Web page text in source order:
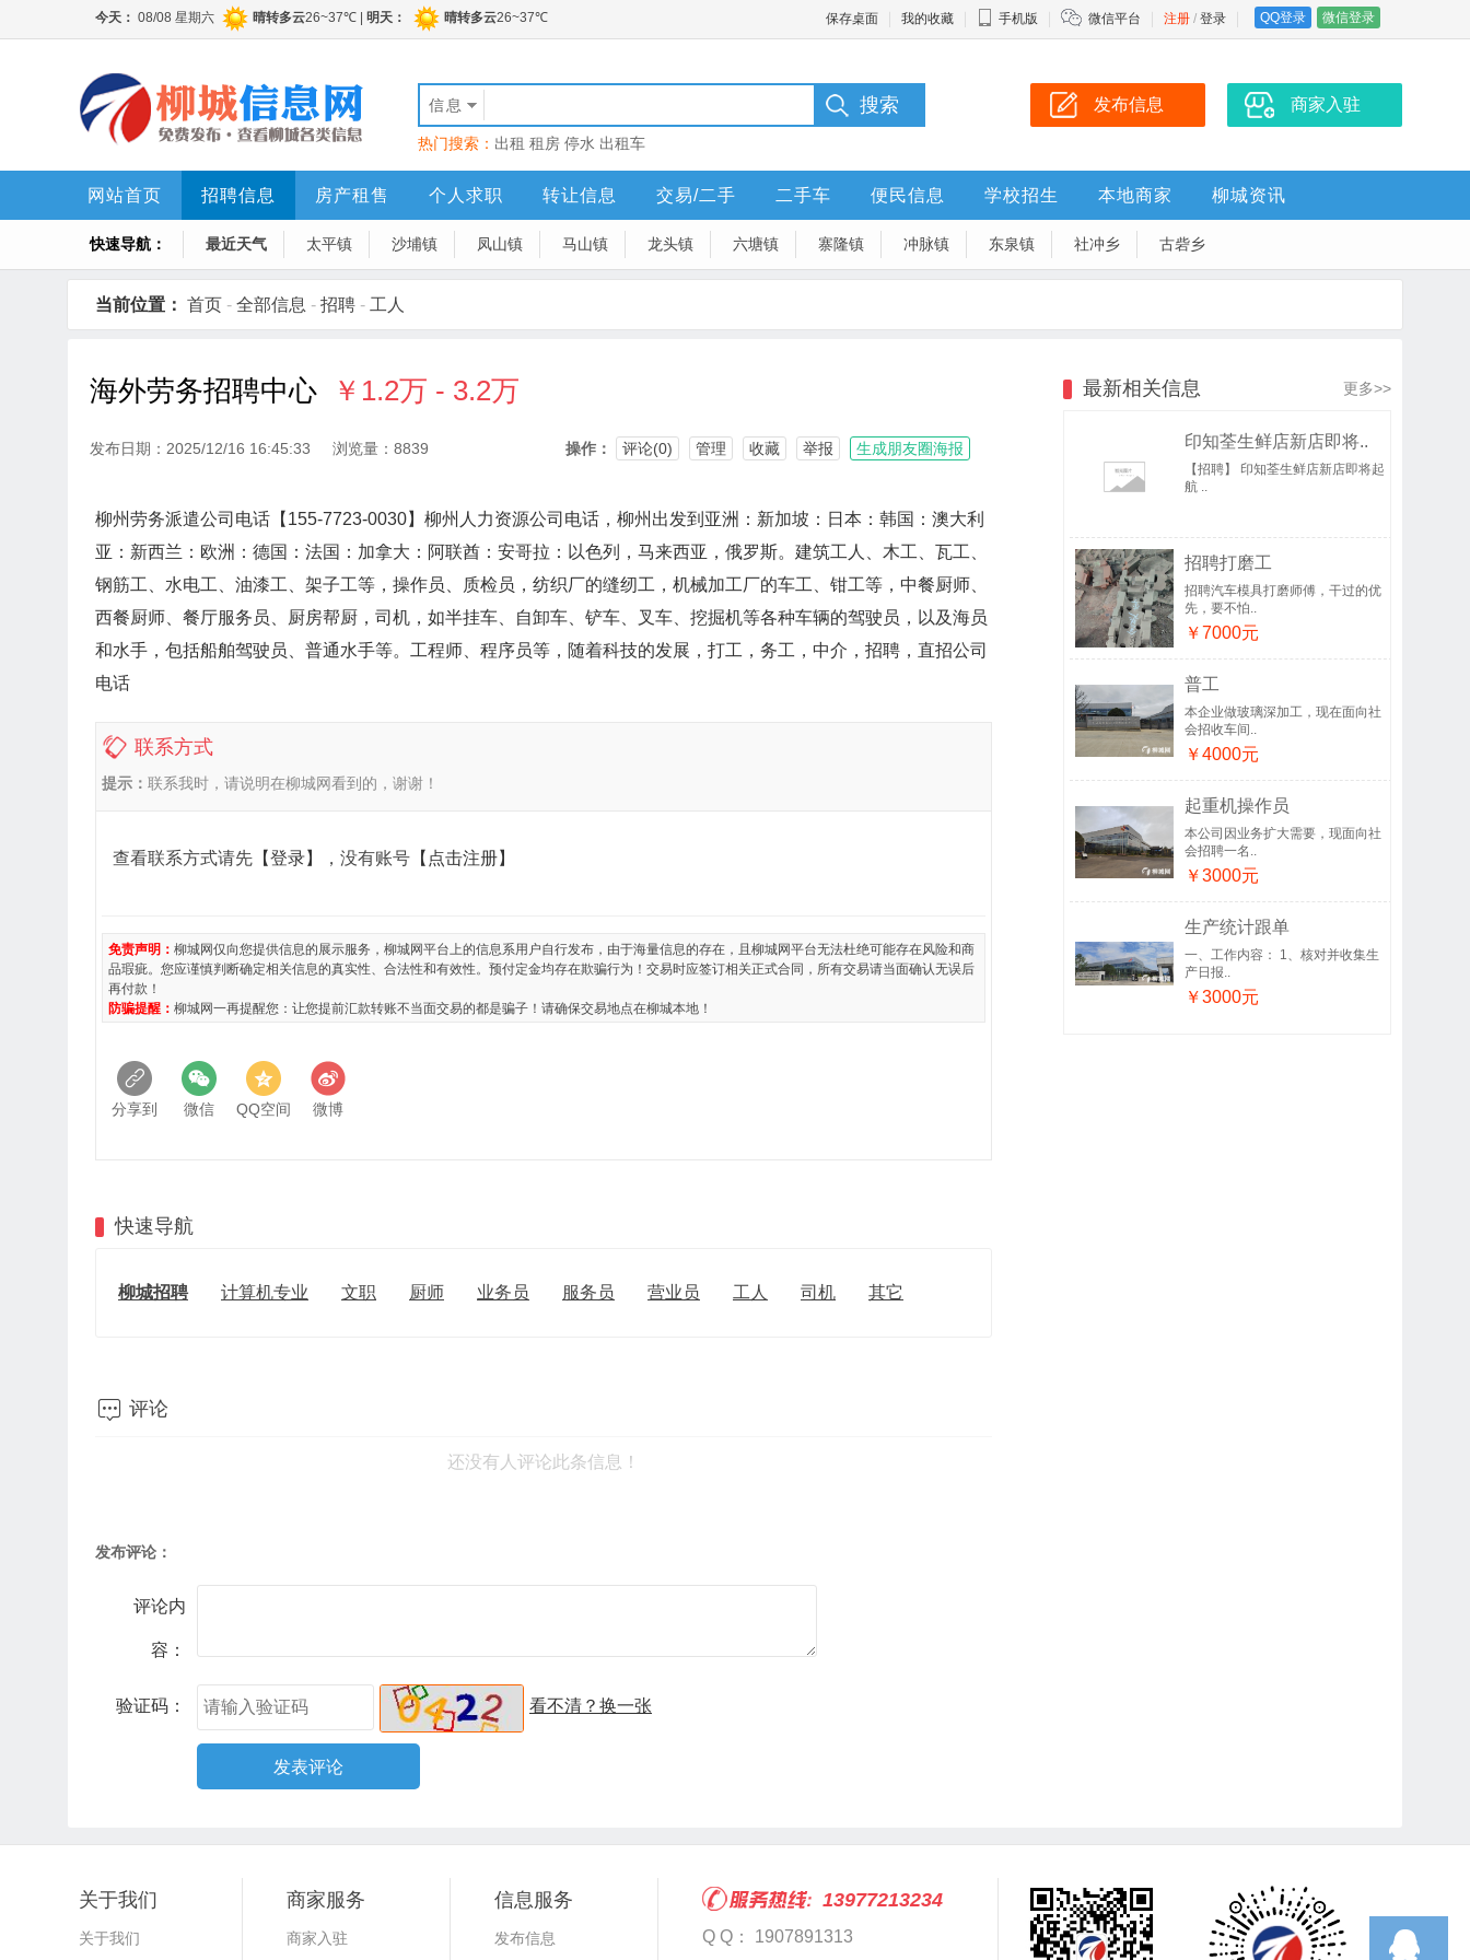
保存桌面 我的收藏 手机版 微信平台 注册 / 登录 QQ登录 微信登录
信息
热门搜索： 出租 租房 停水 出租车
发布信息 商家入驻
网站首页 招聘信息 房产租售 个人求职 转让信息 交易/二手 二手车 便民信息 学校招生 本地商家 柳城资讯
快速导航： 最近天气 太平镇 沙埔镇 凤山镇 马山镇 龙头镇 六塘镇 寨隆镇 冲脉镇 东泉镇 社冲乡 古砦乡
当前位置： 首页 - 全部信息 - 招聘 - 工人
海外劳务招聘中心 ￥1.2万 - 3.2万
发布日期：2025/12/16 16:45:33 浏览量：8839 操作： 评论(0) 管理 收藏 举报 生成朋友圈海报
柳州劳务派遣公司电话【155-7723-0030】柳州人力资源公司电话，柳州出发到亚洲：新加坡：日本：韩国：澳大利
亚：新西兰：欧洲：德国：法国：加拿大：阿联酋：安哥拉：以色列，马来西亚，俄罗斯。建筑工人、木工、瓦工、
钢筋工、水电工、油漆工、架子工等，操作员、质检员，纺织厂的缝纫工，机械加工厂的车工、钳工等，中餐厨师、
西餐厨师、餐厅服务员、厨房帮厨，司机，如半挂车、自卸车、铲车、叉车、挖掘机等各种车辆的驾驶员，以及海员
和水手，包括船舶驾驶员、普通水手等。工程师、程序员等，随着科技的发展，打工，务工，中介，招聘，直招公司
电话
联系方式
提示： 联系我时，请说明在柳城网看到的，谢谢！
查看联系方式请先 【登录】 ，没有账号 【点击注册】
免责声明： 柳城网仅向您提供信息的展示服务，柳城网平台上的信息系用户自行发布，由于海量信息的存在，且柳城网平台无法杜绝可能存在风险和商
品瑕疵。您应谨慎判断确定相关信息的真实性、合法性和有效性。预付定金均存在欺骗行为！交易时应签订相关正式合同，所有交易请当面确认无误后
再付款！
防骗提醒： 柳城网一再提醒您：让您提前汇款转账不当面交易的都是骗子！请确保交易地点在柳城本地！
分享到 微信 QQ空间 微博
快速导航
柳城招聘 计算机专业 文职 厨师 业务员 服务员 营业员 工人 司机 其它
 评论
还没有人评论此条信息！
发布评论：
评论内
容：
验证码： 看不清？换一张
最新相关信息 更多>>
印知荃生鲜店新店即将..
【招聘】 印知荃生鲜店新店即将起
航 ..
招聘打磨工
招聘汽车模具打磨师傅，干过的优
先，要不怕..
￥7000元
普工
本企业做玻璃深加工，现在面向社
会招收车间..
￥4000元
起重机操作员
本公司因业务扩大需要，现面向社
会招聘一名..
￥3000元
生产统计跟单
一、工作内容： 1、核对并收集生
产日报..
￥3000元
关于我们
关于我们
商家服务
商家入驻
信息服务
发布信息
13977213234
Q Q： 1907891313